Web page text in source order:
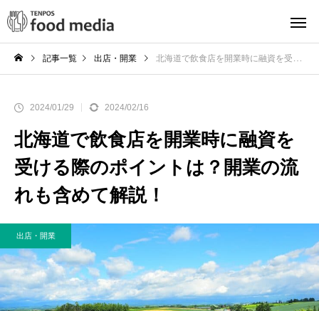
記事一覧 出店・開業 北海道で飲食店を開業時に融資を受ける際のポイントは？開業の流れも含めて解説！
2024/01/29 2024/02/16
北海道で飲食店を開業時に融資を
受ける際のポイントは？開業の流
れも含めて解説！
出店・開業